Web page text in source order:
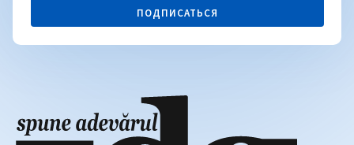
ПОДПИСАТЬСЯ